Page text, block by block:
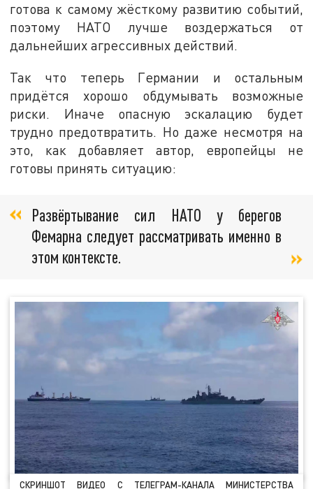
готова к самому жёсткому развитию событий,
поэтому НАТО лучше воздержаться от
дальнейших агрессивных действий.
Так что теперь Германии и остальным
придётся хорошо обдумывать возможные
риски. Иначе опасную эскалацию будет
трудно предотвратить. Но даже несмотря на
это, как добавляет автор, европейцы не
готовы принять ситуацию:
Развёртывание сил НАТО у берегов
Фемарна следует рассматривать именно в
этом контексте.
СКРИНШОТ ВИДЕО С ТЕЛЕГРАМ-КАНАЛА МИНИСТЕРСТВА